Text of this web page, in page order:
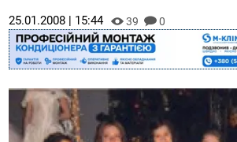
25.01.2008 | 15:44 39 0